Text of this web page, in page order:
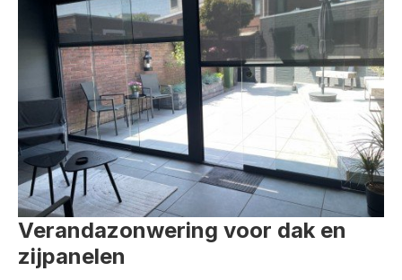
Verandazonwering voor dak en
zijpanelen